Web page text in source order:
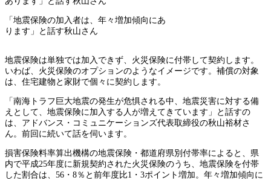
「地震保険の加入者は、年々増加傾向にあ
ります」と話す秋山さん
地震保険は単独では加入できず、火災保険に付帯して契約します。
いわば、火災保険のオプションのようなイメージです。補償の対象
は、住宅建物と家財で個々に契約します。
「南海トラフ巨大地震の発生が危惧される中、地震災害に対する備
えとして、地震保険に加入する人が増えてきています」と話すの
は、アドバンス・コミュニケーションズ代表取締役の秋山裕材さ
ん。前回に続いて話を伺います。
損害保険料率算出機構の地震保険・都道府県別付帯率によると、県
内で平成25年度に新規契約された火災保険のうち、地震保険を付帯
した割合は、56・8％と前年度比1・3ポイント増加。年々増加傾向に